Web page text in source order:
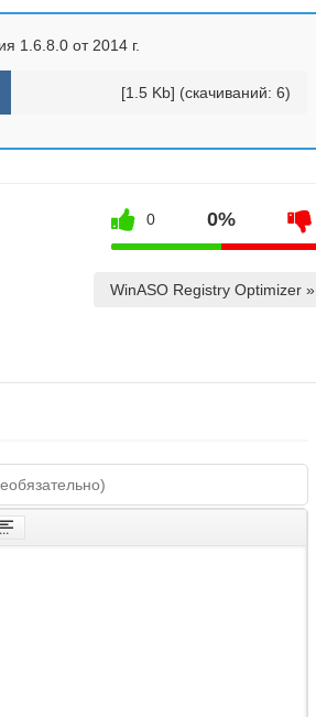
1.6.8.0 от 2014 г.
[1.5 Kb] (cкачиваний: 6)
0 0%
WinASO Registry Optimizer »